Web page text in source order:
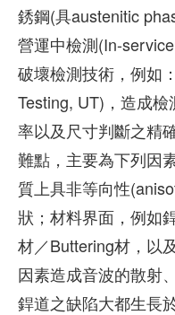
銹鋼(具austenitic
營運中檢測(In-
破壞檢測技術，例如
Testing, UT)，造成
率以及尺寸判斷之精
難點，主要為下列因
質上具非等向性
狀；材料界面，例如
材／Buttering材，以
因素造成音波的散射
銲道之缺陷大都生長